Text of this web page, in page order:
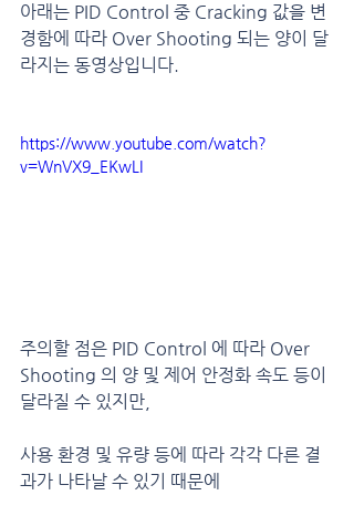
아래는 PID Control 중 Cracking 값을 변
경함에 따라 Over Shooting 되는 양이 달
라지는 동영상입니다.
https://www.youtube.com/watch?
v=WnVX9_EKwLI
주의할 점은 PID Control 에 따라 Over
Shooting 의 양 및 제어 안정화 속도 등이
달라질 수 있지만,
사용 환경 및 유량 등에 따라 각각 다른 결
과가 나타날 수 있기 때문에